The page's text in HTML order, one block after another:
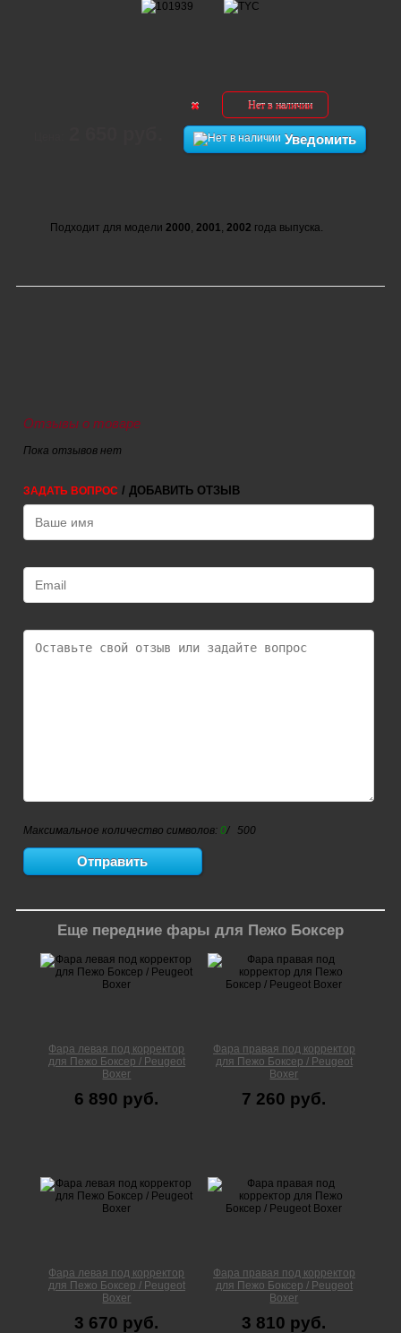
Нет в наличии
Уведомить
Подходит для модели 2000, 2001, 2002 года выпуска.
Отзывы о товаре
Пока отзывов нет
ЗАДАТЬ ВОПРОС / ДОБАВИТЬ ОТЗЫВ
Максимальное количество символов: 0/ 500
Еще передние фары для Пежо Боксер
Фара левая под корректор
для Пежо Боксер / Peugeot
Boxer
6 890 руб.
Фара правая под корректор
для Пежо Боксер / Peugeot
Boxer
7 260 руб.
Фара левая под корректор
для Пежо Боксер / Peugeot
Boxer
3 670 руб.
Фара правая под корректор
для Пежо Боксер / Peugeot
Boxer
3 810 руб.